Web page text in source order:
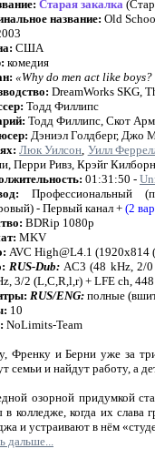
домик
3 сезон
звоните Солу
1 сезон
Старая закалка
название: Old
США
комедия
«Why do men act like
DreamWorks SKG,
Тодд Филлипс
Тодд Филлипс, Скот
Дэниэл Голдберг, Джо
Люк Уилсон, Уилл
Перри Ривз, Крэйг
01:31:50 -
Профессиональный
- Первый канал +(2
BDRip 1080p
MKV
AVC High@L4.1 (1920x814
RUS-Dub: AC3 (48 kHz, 2/
3/2 (L,C,R,l,r) + LFE ch,
RUS/ENG: полные
10
NoLimits-Team
Френку и Берни уже за
семьи и найдут работу, а
озорной придумкой
в колледже, когда их слава
и устраивают в нём
дальше...